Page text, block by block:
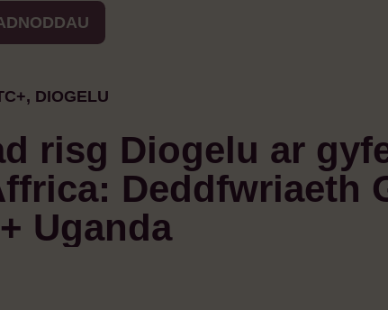
DIOGELU
risg Diogelu ar
Deddfwriaeth
Uganda